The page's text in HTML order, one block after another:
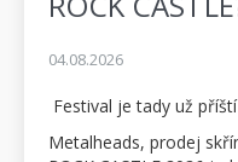
04.08.2026
Festival je tady už
Metalheads, prodej